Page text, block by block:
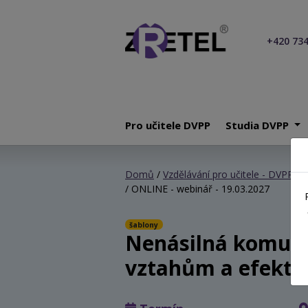
+420
Pro učitele DVPP Studia DVPP
Domů / Vzdělávání pro učitele - DVPP/
/ ONLINE - webinář - 19.03.2027
šablony
Nenásilná
vztahům a